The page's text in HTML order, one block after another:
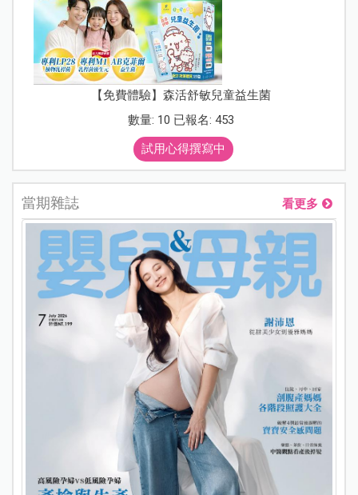
【免費體驗】森活舒敏兒童益生菌
數量: 10 已報名: 453
試用心得撰寫中
當期雜誌 看更多